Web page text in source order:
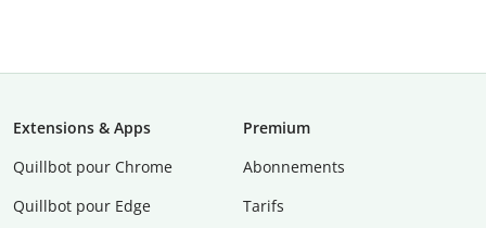
Extensions & Apps
Quillbot pour Chrome
Quillbot pour Edge
Premium
Abonnements
Tarifs